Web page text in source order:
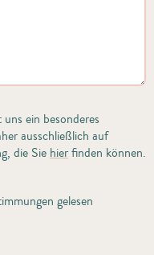
ein besonderes
ausschließlich auf
die Sie hierfinden können.
gelesen